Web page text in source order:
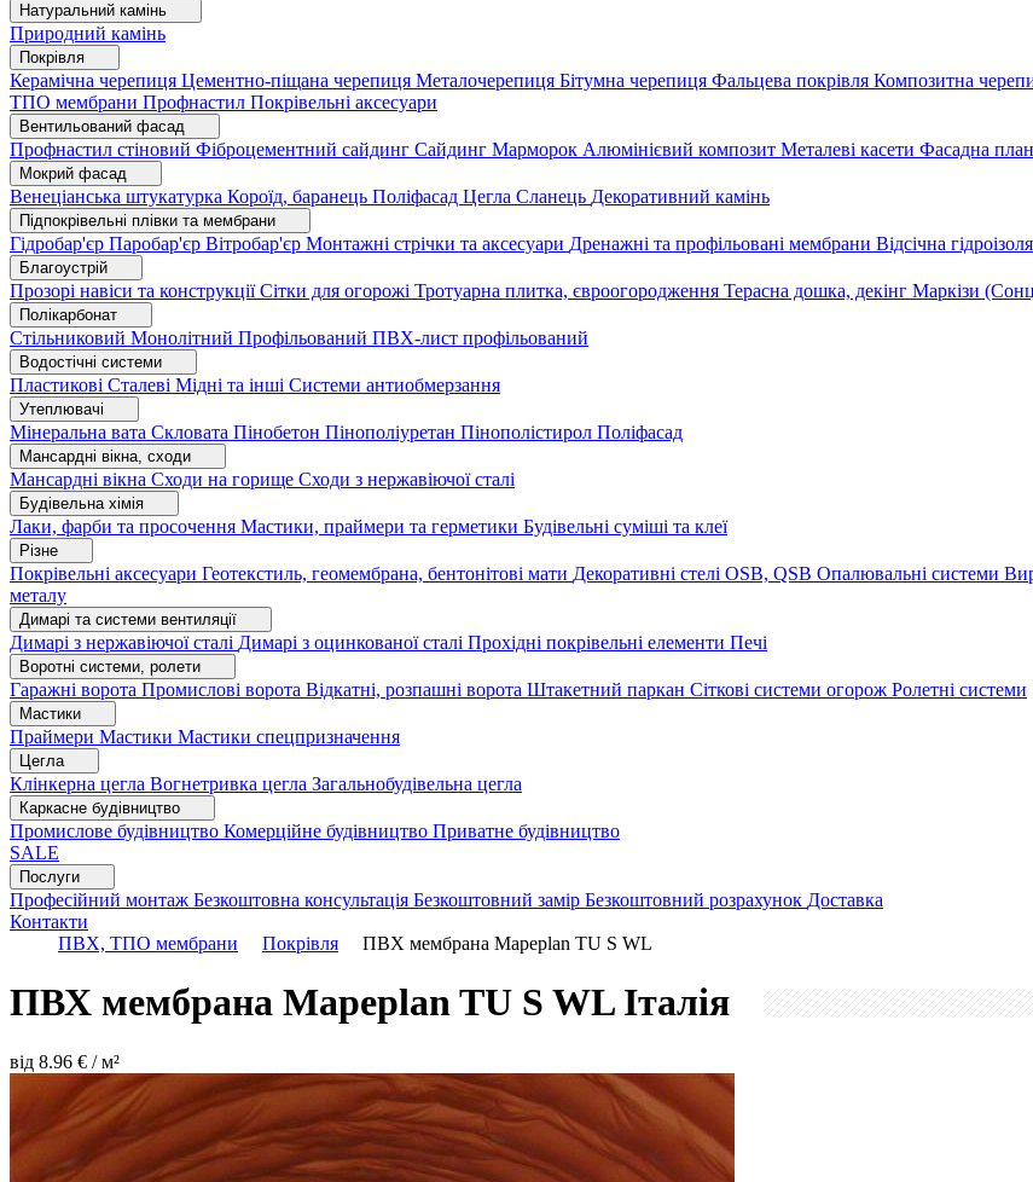
Натуральний камінь
Природний камінь
Покрівля
Керамічна черепиця Цементно-піщана черепиця Металочерепиця Бітумна черепиця Фальцева покрівля Композитна
ТПО мембрани Профнастил Покрівельні аксесуари
Вентильований фасад
Профнастил стіновий Фіброцементний сайдинг Сайдинг Марморок Алюмінієвий композит Металеві касети Фасадна
Мокрий фасад
Венеціанська штукатурка Короїд, баранець Поліфасад Цегла Сланець Декоративний камінь
Підпокрівельні плівки та мембрани
Гідробар'єр Паробар'єр Вітробар'єр Монтажні стрічки та аксесуари Дренажні та профільовані мембрани Відсічна
Благоустрій
Прозорі навіси та конструкціїСітки для огорожі Тротуарна плитка, євроогородження Терасна дошка, декінг Маркізи
Полікарбонат
Стільниковий Монолітний Профільований ПВХ-лист профільований
Водостічні системи
Пластикові Сталеві Мідні та інші Системи антиобмерзання
Утеплювачі
Мінеральна вата Скловата Пінобетон Пінополіуретан Пінополістирол Поліфасад
Мансардні вікна, сходи
Мансардні вікна Сходи на горище Сходи з нержавіючої сталі
Будівельна хімія
Лаки, фарби та просочення Мастики, праймери та герметики Будівельні суміші та клеї
Різне
Покрівельні аксесуари Геотекстиль, геомембрана, бентонітові мати Декоративні стелі OSB, QSB Опалювальні системи
металу
Димарі та системи вентиляції
Димарі з нержавіючої сталі Димарі з оцинкованої сталі Прохідні покрівельні елементи Печі
Воротні системи, ролети
Гаражні ворота Промислові ворота Відкатні, розпашні ворота Штакетний паркан Сіткові системи огорож Ролетні системи
Мастики
Праймери Мастики Мастики спецпризначення
Цегла
Клінкерна цегла Вогнетривка цегла Загальнобудівельна цегла
Каркасне будівництво
Промислове будівництво Комерційне будівництво Приватне будівництво
SALE
Послуги
Професійний монтаж Безкоштовна консультація Безкоштовний замір Безкоштовний розрахунок Доставка
Контакти
ПВХ, ТПО мембрани
Покрівля ПВХ мембрана Mapeplan TU S WL
ПВХ мембрана Mapeplan TU S WL Італія
від 8.96 € / м²